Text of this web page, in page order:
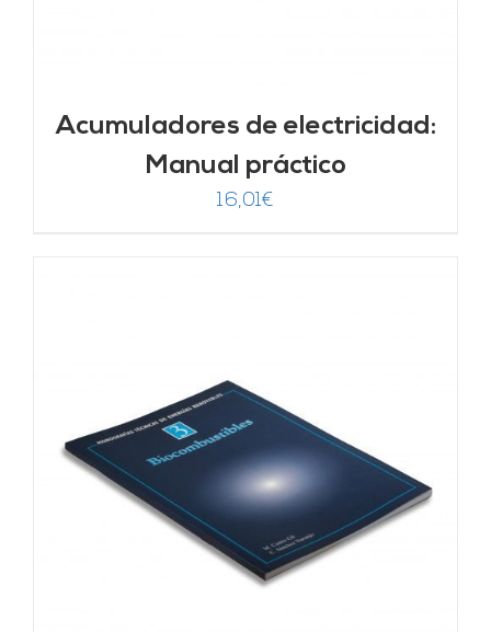
Acumuladores de electricidad:
Manual práctico
16,01€